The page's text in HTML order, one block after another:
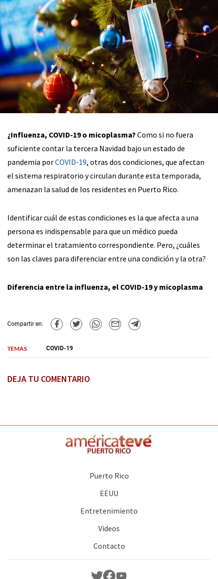
¿Influenza, COVID-19 o micoplasma? Como si no fuera
suficiente contar la tercera Navidad bajo un estado de
pandemia porCOVID-19, otras dos condiciones, que afectan
el sistema respiratorio y circulan durante esta temporada,
amenazan la salud de los residentes en Puerto Rico.
Identificar cuál de estas condiciones es la que afecta a una
persona es indispensable para que un médico pueda
determinar el tratamiento correspondiente. Pero, ¿cuáles
son las claves para diferenciar entre una condición y la otra?
Diferencia entre la influenza, el COVID-19 y micoplasma
Compartir en:
TEMAS COVID-19
DEJA TU COMENTARIO
Puerto Rico
EEUU
Entretenimiento
Videos
Contacto